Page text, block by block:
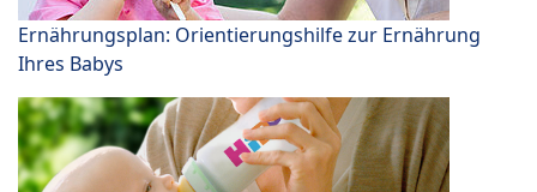
Ernährungsplan: Orientierungshilfe zur Ernährung
Ihres Babys